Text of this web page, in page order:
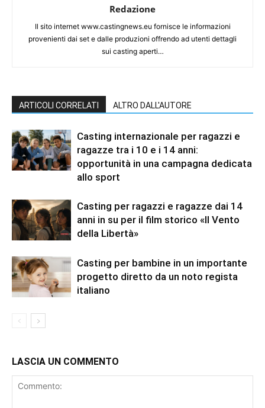
Redazione
Il sito internet www.castingnews.eu fornisce le informazioni
provenienti dai set e dalle produzioni offrendo ad utenti dettagli
sui casting aperti…
ARTICOLI CORRELATI ALTRO DALL'AUTORE
Casting internazionale per ragazzi e
ragazze tra i 10 e i 14 anni:
opportunità in una campagna dedicata
allo sport
Casting per ragazzi e ragazze dai 14
anni in su per il film storico «Il Vento
della Libertà»
Casting per bambine in un importante
progetto diretto da un noto regista
italiano
LASCIA UN COMMENTO